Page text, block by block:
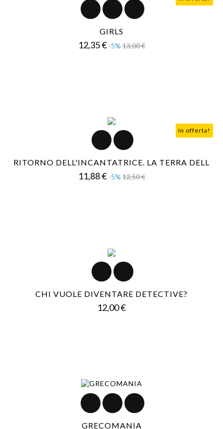
GIRLS
12,35 € Prezzo
-5% 13,00 €Prezzo
In offerta!
RITORNO DELL'INCANTATRICE. LA TERRA DELL
11,88 € Prezzo
-5% 12,50 €Prezzo
CHI VUOLE DIVENTARE DETECTIVE?
12,00 €Prezzo
GRECOMANIA